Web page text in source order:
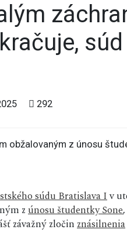
292
súdu Bratislava Iv
zúnosu študentky Sone
závažný zločinznásilnenia